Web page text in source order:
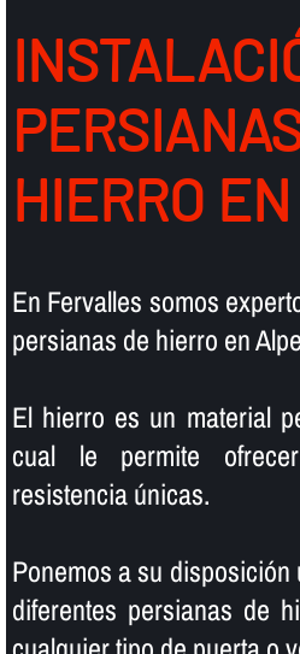
HIERRO
En Fervalles somos
persianas de hierro en
El hierro es un material
cual le permite
resistencia únicas.
Ponemos a su
diferentes persianas de